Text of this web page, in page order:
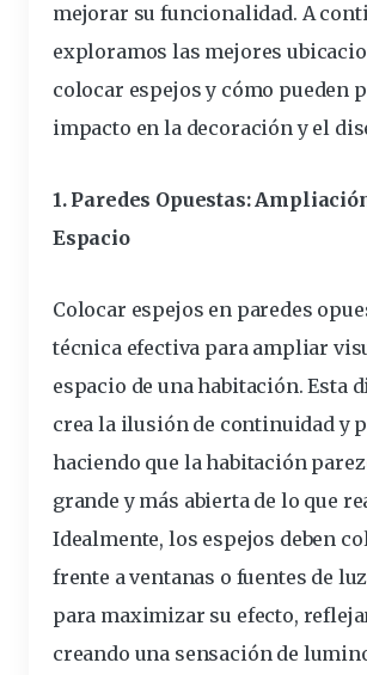
mejorar su funcionalidad. A
exploramos las mejores
colocar espejos y cómo pueden
impacto en la decoración y el
1. Paredes Opuestas:
Espacio
Colocar espejos en paredes
técnica efectiva para ampliar
espacio de una habitación. Esta
crea la ilusión de continuidad y
haciendo que la habitación
grande y más abierta de lo que
Idealmente, los espejos deben
frente a ventanas o fuentes de
para maximizar su efecto,
creando una sensación de